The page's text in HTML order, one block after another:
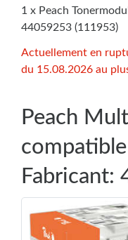
1 x Peach
44059253 (111953)
Actuellement en
du 15.08.2026 au
Peach
Fabricant: